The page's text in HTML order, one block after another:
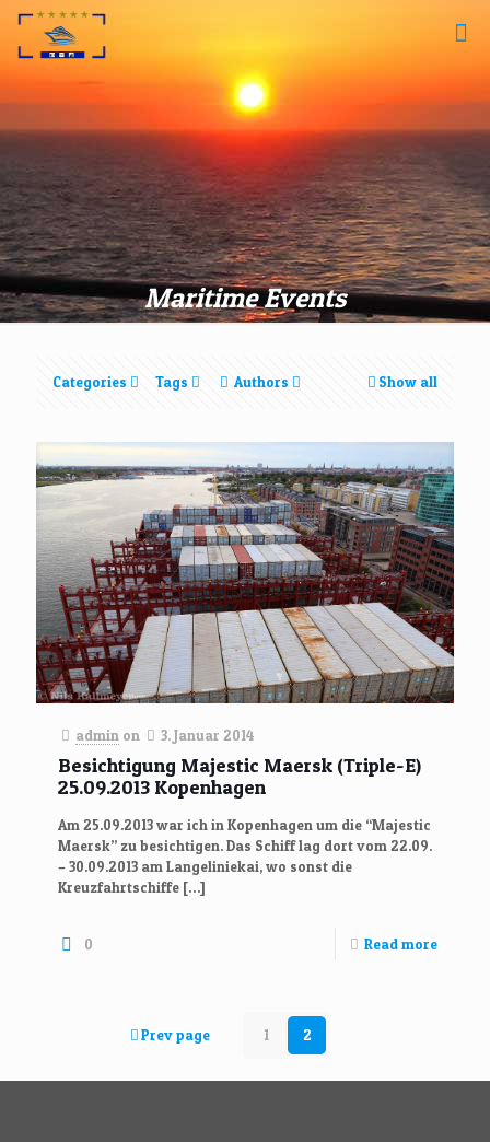
Maritime Events
Categories Tags Authors Show all
admin on 3. Januar 2014
Besichtigung Majestic Maersk (Triple-E)
25.09.2013 Kopenhagen
Am 25.09.2013 war ich in Kopenhagen um die “Majestic
Maersk” zu besichtigen. Das Schiff lag dort vom 22.09.
– 30.09.2013 am Langeliniekai, wo sonst die
Kreuzfahrtschiffe […]
0 Read more
Prev page 1 2